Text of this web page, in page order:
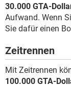
30.000 GTA-
Aufwand. Wenn
Sie dafür einen
Zeitrennen
Mit Zeitrennen
100.000 GTA-